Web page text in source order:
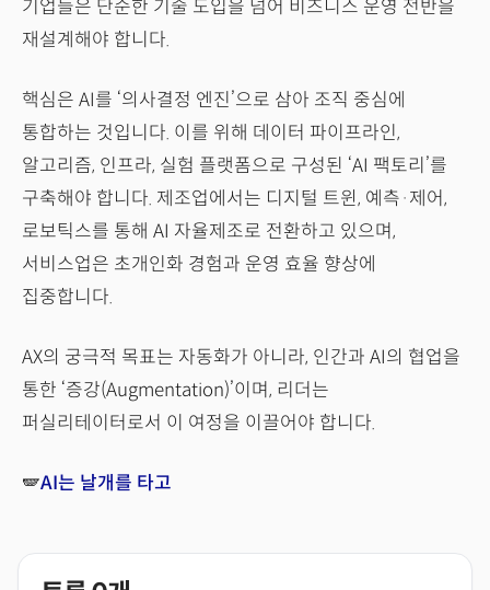
기업들은 단순한 기술 도입을 넘어 비즈니스 운영 전반을
재설계해야 합니다.
핵심은 AI를 ‘의사결정 엔진’으로 삼아 조직 중심에
통합하는 것입니다. 이를 위해 데이터 파이프라인,
알고리즘, 인프라, 실험 플랫폼으로 구성된 ‘AI 팩토리’를
구축해야 합니다. 제조업에서는 디지털 트윈, 예측·제어,
로보틱스를 통해 AI 자율제조로 전환하고 있으며,
서비스업은 초개인화 경험과 운영 효율 향상에
집중합니다.
AX의 궁극적 목표는 자동화가 아니라, 인간과 AI의 협업을
통한 ‘증강(Augmentation)’이며, 리더는
퍼실리테이터로서 이 여정을 이끌어야 합니다.
🪽AI는 날개를 타고